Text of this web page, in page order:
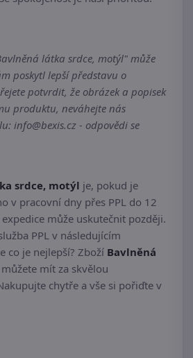
látka srdce, motýl" může
poskytl lepší představu o
potvrdit, že obrázek a popisek
produktu, neváhejte nás
info@bexis.cz - odpovědi se
srdce, motýl je, pokud je
v pracovní dny přes PPL do 12
může uskutečnit později.
PPL v následujícím
co je nejlepší? Zboží Bavlněná
můžete mít za skvělou
chytře a vše si pořiďte v